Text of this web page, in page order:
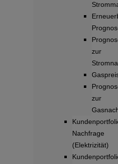
zur
zur
Nachfrage
(Elektrizität)